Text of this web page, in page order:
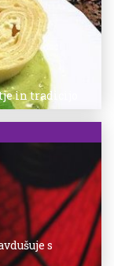
in tradicijo
s